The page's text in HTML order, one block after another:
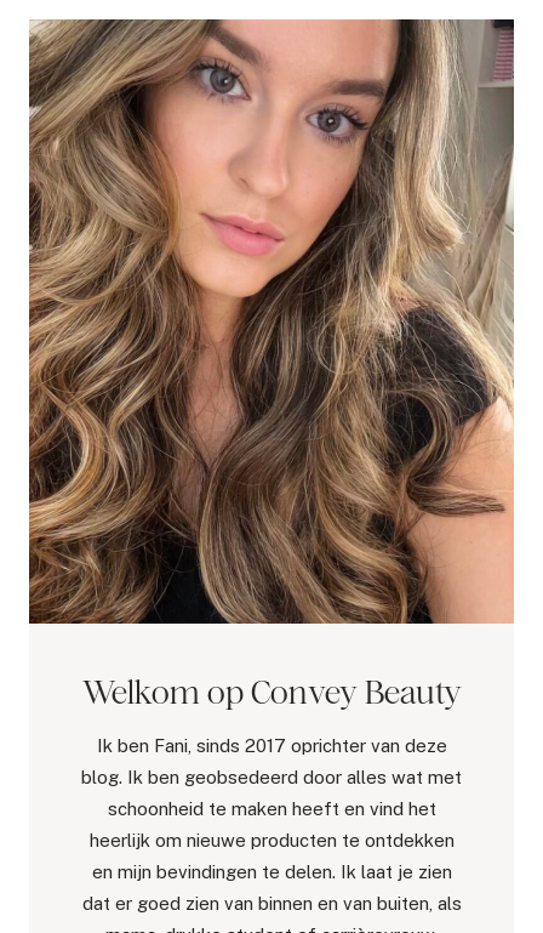
Welkom op Convey Beauty
Ik ben Fani, sinds 2017 oprichter van deze
blog. Ik ben geobsedeerd door alles wat met
schoonheid te maken heeft en vind het
heerlijk om nieuwe producten te ontdekken
en mijn bevindingen te delen. Ik laat je zien
dat er goed zien van binnen en van buiten, als